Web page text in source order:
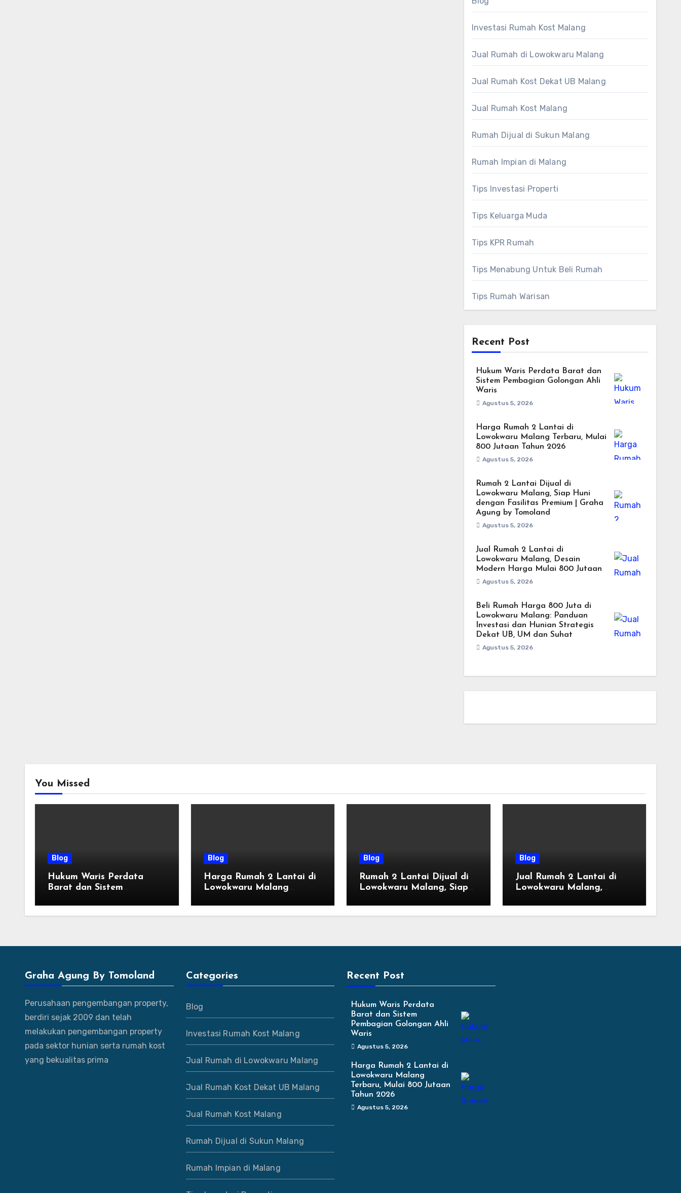
Investasi Rumah Kost Malang
Jual Rumah di Lowokwaru Malang
Jual Rumah Kost Dekat UB Malang
Jual Rumah Kost Malang
Rumah Dijual di Sukun Malang
Rumah Impian di Malang
Tips Investasi Properti
Tips Keluarga Muda
Tips KPR Rumah
Tips Menabung Untuk Beli Rumah
Tips Rumah Warisan
Recent Post
Hukum Waris Perdata Barat dan
Sistem Pembagian Golongan Ahli
Waris
Agustus 5, 2026
Harga Rumah 2 Lantai di
Lowokwaru Malang Terbaru, Mulai
800 Jutaan Tahun 2026
Agustus 5, 2026
Rumah 2 Lantai Dijual di
Lowokwaru Malang, Siap Huni
dengan Fasilitas Premium | Graha
Agung by Tomoland
Agustus 5, 2026
Jual Rumah 2 Lantai di
Lowokwaru Malang, Desain
Modern Harga Mulai 800 Jutaan
Agustus 5, 2026
Beli Rumah Harga 800 Juta di
Lowokwaru Malang: Panduan
Investasi dan Hunian Strategis
Dekat UB, UM dan Suhat
Agustus 5, 2026
You Missed
Blog
Hukum Waris Perdata
Barat dan Sistem
Waris
Blog
Harga Rumah 2 Lantai di
Lowokwaru Malang
Tahun 2026
Blog
Rumah 2 Lantai Dijual di
Lowokwaru Malang, Siap
Premium | Graha Agung
Blog
Jual Rumah 2 Lantai di
Lowokwaru Malang,
Mulai 800 Jutaan
Graha Agung By Tomoland
Perusahaan pengembangan property,
berdiri sejak 2009 dan telah
melakukan pengembangan property
pada sektor hunian serta rumah kost
yang bekualitas prima
Categories
Blog
Investasi Rumah Kost Malang
Jual Rumah di Lowokwaru Malang
Jual Rumah Kost Dekat UB Malang
Jual Rumah Kost Malang
Rumah Dijual di Sukun Malang
Rumah Impian di Malang
Recent Post
Hukum Waris Perdata
Barat dan Sistem
Pembagian Golongan Ahli
Waris
Agustus 5, 2026
Harga Rumah 2 Lantai di
Lowokwaru Malang
Terbaru, Mulai 800 Jutaan
Tahun 2026
Agustus 5, 2026